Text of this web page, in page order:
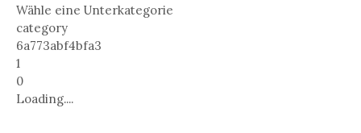
Wähle eine Unterkategorie
category
6a773abf4bfa3
1
0
Loading....